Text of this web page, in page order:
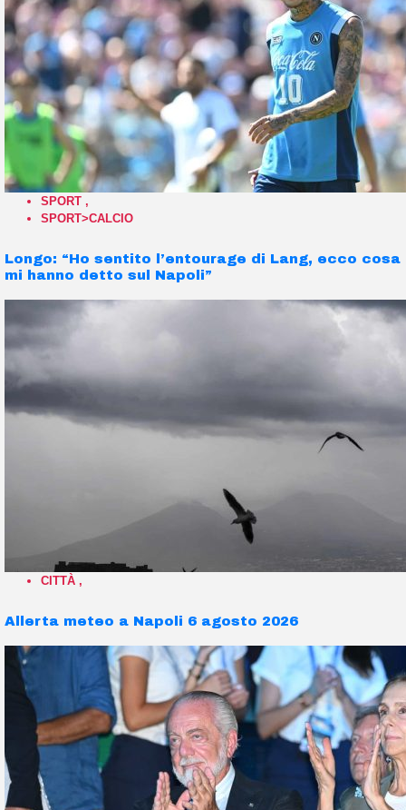
SPORT ,
SPORT>CALCIO
Longo: “Ho sentito l’entourage di Lang, ecco cosa
mi hanno detto sul Napoli”
CITTÀ ,
Allerta meteo a Napoli 6 agosto 2026